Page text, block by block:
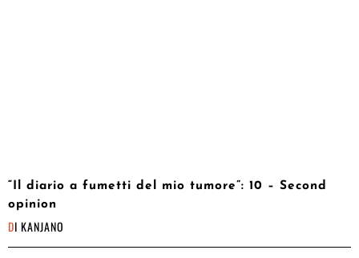
“Il diario a fumetti del mio tumore”: 10 – Second
opinion
DI KANJANO